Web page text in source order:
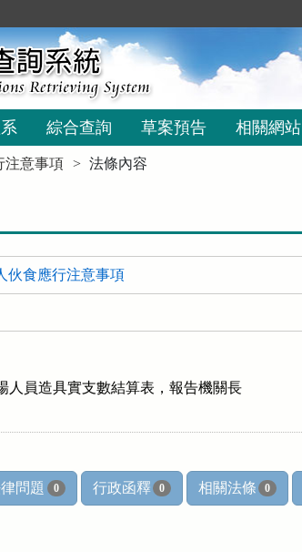
綜合查詢 草案預告 相關網站
注意事項 法條內容
伙食應行注意事項
人員造具實支數結算表，報告機關長
問題 0 行政函釋 0 相關法條 0